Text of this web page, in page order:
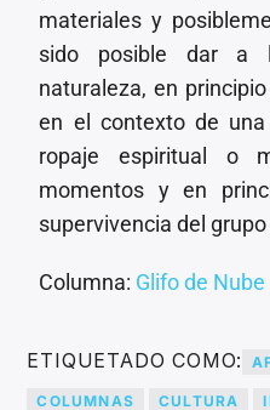
materiales y
sido posible dar a
naturaleza, en
en el contexto de
ropaje espiritual o
momentos y en
supervivencia del
Columna: Glifo de Nube
ETIQUETADO COMO:
COLUMNAS CULTURA